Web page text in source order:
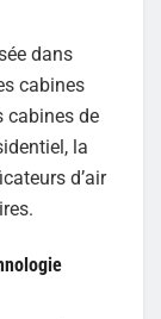
dans
cabines
cabines de
la
d’air